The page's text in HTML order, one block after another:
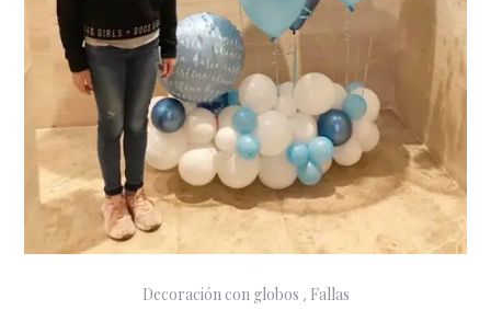
Decoración con globos , Fallas